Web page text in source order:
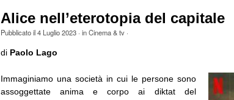
Alice nell’eterotopia del capitale
Pubblicato il4 Luglio 2023· inCinema & tv·
di Paolo Lago
Immaginiamo una società in cui le persone sono
assoggettate anima e corpo ai diktat del